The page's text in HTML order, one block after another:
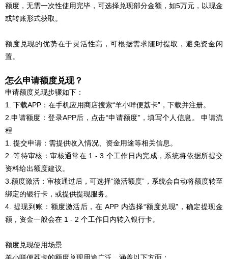
额度，无需一次性使用完毕，可选择兑现部分金额，如5万元，以现金
或转账形式获取。
额度兑现的优势在于灵活性高，可根据需求随时提取，避免资金闲
置。
怎么申请额度兑现？
申请额度兑现步骤如下：
1. 下载APP：在手机应用商店搜索“羊小咩便荔卡”，下载并注册。
2.申请额度：登录APP后，点击“申请额度”，填写个人信息。 申请流
程
1. 提交申请：需提供收入情况、资金用途等相关信息。
2. 等待审核：审核通常在 1 - 3 个工作日内完成，系统将依据所提交
资料给出额度建议。
3.额度激活：审核通过后，可选择“激活额度”，系统会自动将额度转至
绑定的银行卡，或提供提现服务。
4. 提现到账：额度激活后，在 APP 内选择“额度兑现”，确定提现金
额，资金一般会在 1 - 2 个工作日内转入银行卡。
额度兑现使用场景